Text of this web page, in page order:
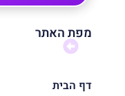
מפת האתר
דף הבית